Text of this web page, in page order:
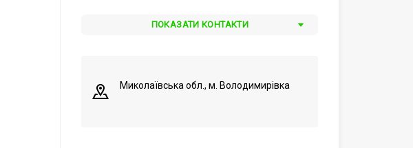
ПОКАЗАТИ КОНТАКТИ
Миколаївська обл., м. Володимирівка